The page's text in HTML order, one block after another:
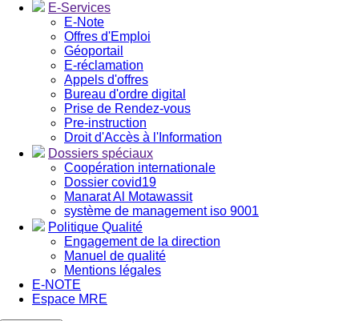
E-Services
E-Note
Offres d'Emploi
Géoportail
E-réclamation
Appels d'offres
Bureau d'ordre digital
Prise de Rendez-vous
Pre-instruction
Droit d'Accès à l'Information
Dossiers spéciaux
Coopération internationale
Dossier covid19
Manarat Al Motawassit
système de management iso 9001
Politique Qualité
Engagement de la direction
Manuel de qualité
Mentions légales
E-NOTE
Espace MRE